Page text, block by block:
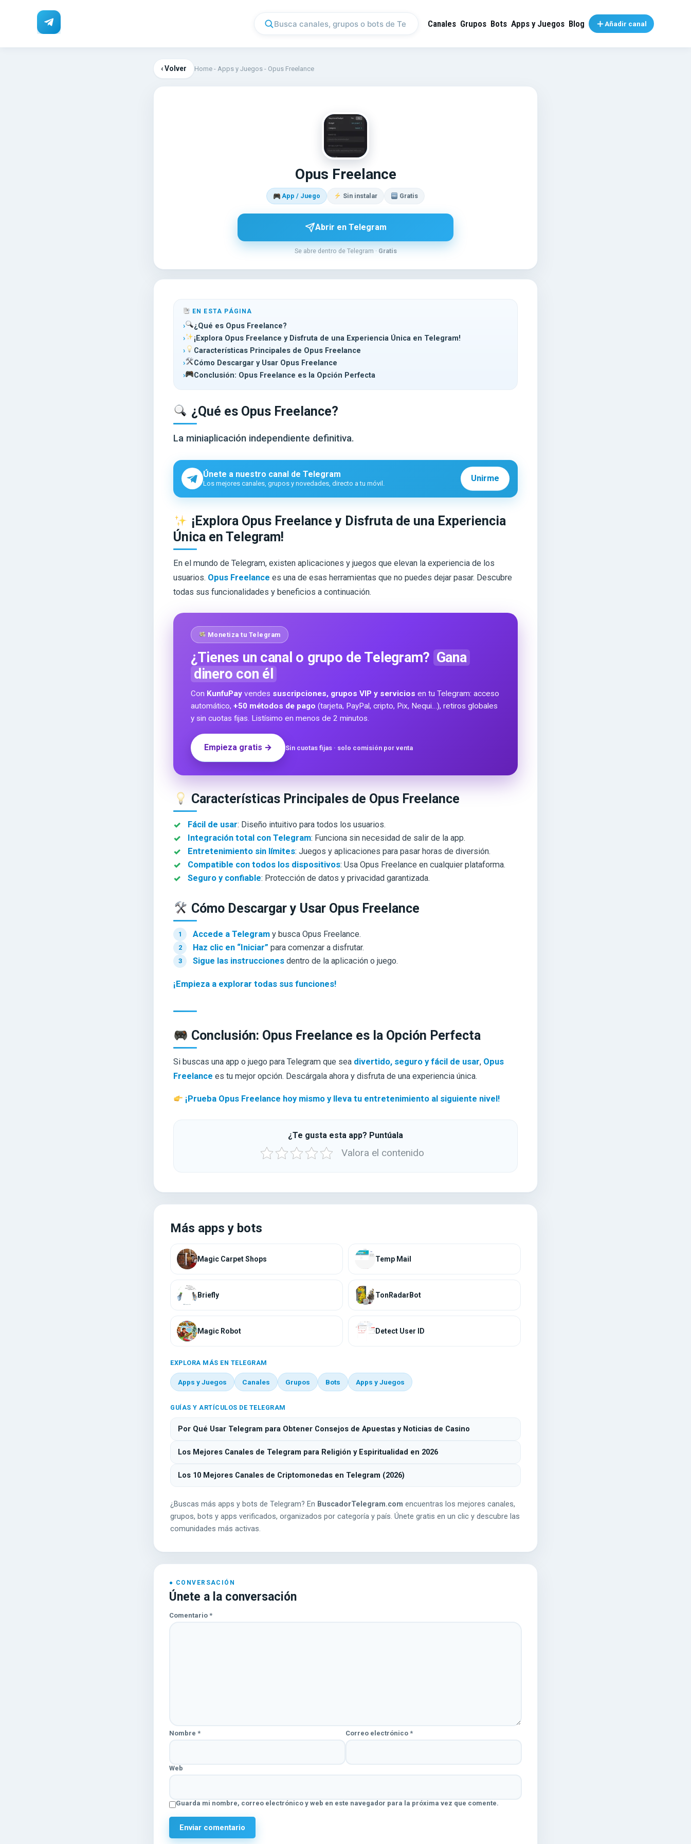
Canales Grupos Bots Apps y Juegos Blog Añadir canal
‹ Volver Home - Apps y Juegos - Opus Freelance
OP
Opus Freelance
App / Juego Sin instalar Gratis
Abrir en Telegram
Se abre dentro de Telegram · Gratis
EN ESTA PÁGINA
¿Qué es Opus Freelance?
¡Explora Opus Freelance y Disfruta de una Experiencia Única en Telegram!
Características Principales de Opus Freelance
Cómo Descargar y Usar Opus Freelance
Conclusión: Opus Freelance es la Opción Perfecta
¿Qué es Opus Freelance?
La miniaplicación independiente definitiva.
Únete a nuestro canal de Telegram
Los mejores canales, grupos y novedades, directo a tu móvil.
Unirme
¡Explora Opus Freelance y Disfruta de una Experiencia
Única en Telegram!
En el mundo de Telegram, existen aplicaciones y juegos que elevan la experiencia de los
usuarios. Opus Freelance es una de esas herramientas que no puedes dejar pasar. Descubre
todas sus funcionalidades y beneficios a continuación.
Monetiza tu Telegram
¿Tienes un canal o grupo de Telegram? Gana
dinero con él
Con KunfuPay vendes suscripciones, grupos VIP y servicios en tu Telegram: acceso
automático, +50 métodos de pago (tarjeta, PayPal, cripto, Pix, Nequi…), retiros globales
y sin cuotas fijas. Listísimo en menos de 2 minutos.
Empieza gratis → Sin cuotas fijas · solo comisión por venta
Características Principales de Opus Freelance
Fácil de usar: Diseño intuitivo para todos los usuarios.
Integración total con Telegram: Funciona sin necesidad de salir de la app.
Entretenimiento sin límites: Juegos y aplicaciones para pasar horas de diversión.
Compatible con todos los dispositivos: Usa Opus Freelance en cualquier plataforma.
Seguro y confiable: Protección de datos y privacidad garantizada.
Cómo Descargar y Usar Opus Freelance
Accede a Telegram y busca Opus Freelance.
Haz clic en “Iniciar” para comenzar a disfrutar.
Sigue las instrucciones dentro de la aplicación o juego.
¡Empieza a explorar todas sus funciones!
Conclusión: Opus Freelance es la Opción Perfecta
Si buscas una app o juego para Telegram que sea divertido, seguro y fácil de usar, Opus
Freelance es tu mejor opción. Descárgala ahora y disfruta de una experiencia única.
¡Prueba Opus Freelance hoy mismo y lleva tu entretenimiento al siguiente nivel!
¿Te gusta esta app? Puntúala
Valora el contenido
Más apps y bots
Magic Carpet Shops Temp Mail
Briefly TonRadarBot
Magic Robot Detect User ID
EXPLORA MÁS EN TELEGRAM
Apps y Juegos Canales Grupos Bots Apps y Juegos
GUÍAS Y ARTÍCULOS DE TELEGRAM
Por Qué Usar Telegram para Obtener Consejos de Apuestas y Noticias de Casino
Los Mejores Canales de Telegram para Religión y Espiritualidad en 2026
Los 10 Mejores Canales de Criptomonedas en Telegram (2026)
¿Buscas más apps y bots de Telegram? En BuscadorTelegram.com encuentras los mejores canales,
grupos, bots y apps verificados, organizados por categoría y país. Únete gratis en un clic y descubre las
comunidades más activas.
Únete a la conversación
Comentario *
Nombre * Correo electrónico *
Web
Guarda mi nombre, correo electrónico y web en este navegador para la próxima vez que comente.